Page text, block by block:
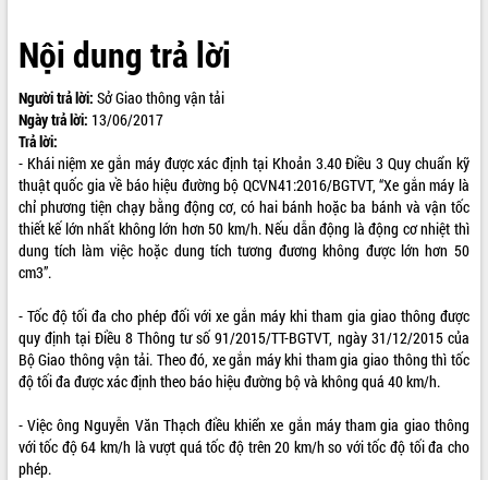
VIDEO
Nội dung trả lời
Người trả lời: Sở Giao thông vận tải
Ngày trả lời: 13/06/2017
Trả lời:
- Khái niệm xe gắn máy được xác định tại Khoản 3.40 Điều 3 Quy chuẩn kỹ
thuật quốc gia về báo hiệu đường bộ QCVN41:2016/BGTVT, “Xe gắn máy là
chỉ phương tiện chạy bằng động cơ, có hai bánh hoặc ba bánh và vận tốc
thiết kế lớn nhất không lớn hơn 50 km/h. Nếu dẫn động là động cơ nhiệt thì
dung tích làm việc hoặc dung tích tương đương không được lớn hơn 50
cm3”.
- Tốc độ tối đa cho phép đối với xe gắn máy khi tham gia giao thông được
quy định tại Điều 8 Thông tư số 91/2015/TT-BGTVT, ngày 31/12/2015 của
Bộ Giao thông vận tải. Theo đó, xe gắn máy khi tham gia giao thông thì tốc
độ tối đa được xác định theo báo hiệu đường bộ và không quá 40 km/h.
- Việc ông Nguyễn Văn Thạch điều khiển xe gắn máy tham gia giao thông
với tốc độ 64 km/h là vượt quá tốc độ trên 20 km/h so với tốc độ tối đa cho
phép.